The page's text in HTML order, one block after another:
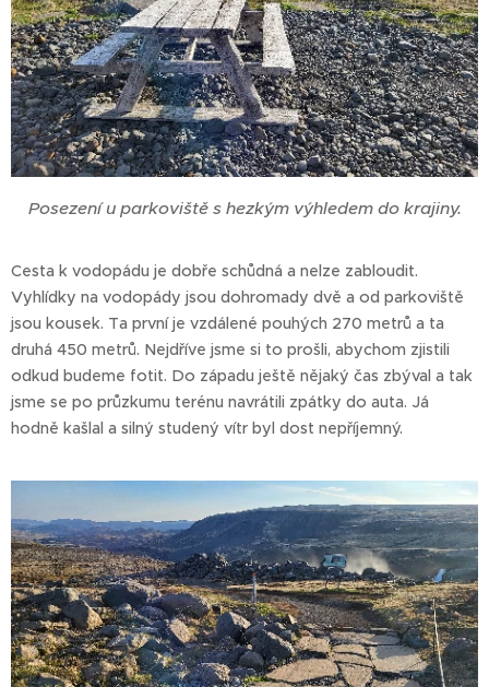
Posezení u parkoviště s hezkým výhledem do krajiny.
Cesta k vodopádu je dobře schůdná a nelze zabloudit.
Vyhlídky na vodopády jsou dohromady dvě a od parkoviště
jsou kousek. Ta první je vzdálené pouhých 270 metrů a ta
druhá 450 metrů. Nejdříve jsme si to prošli, abychom zjistili
odkud budeme fotit. Do západu ještě nějaký čas zbýval a tak
jsme se po průzkumu terénu navrátili zpátky do auta. Já
hodně kašlal a silný studený vítr byl dost nepříjemný.